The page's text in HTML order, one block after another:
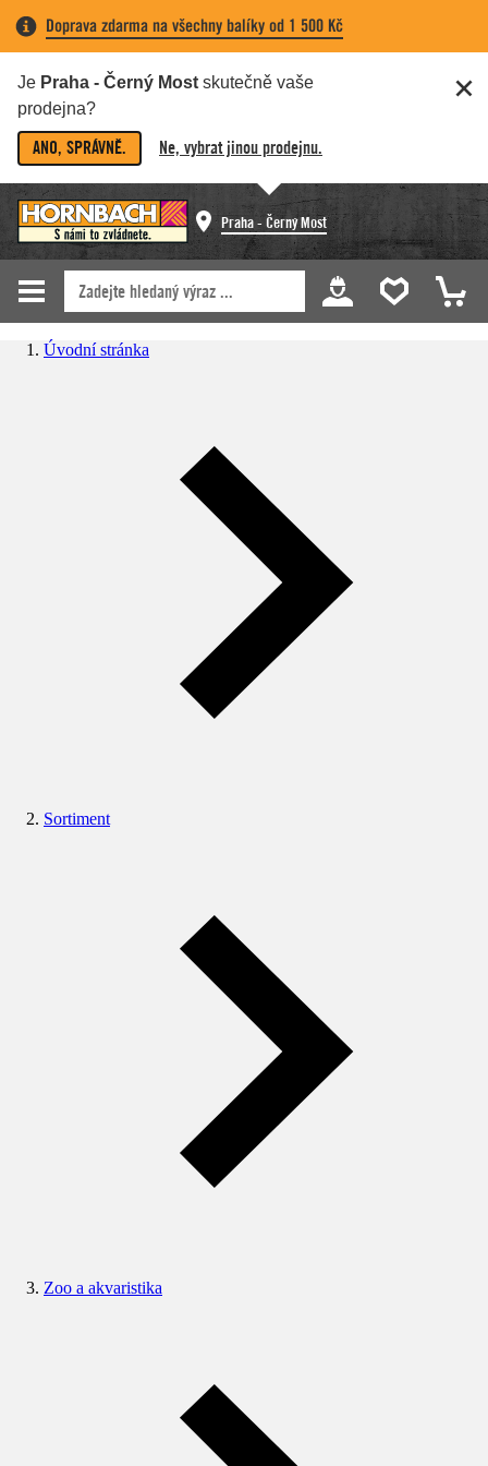
Doprava zdarma na všechny balíky od 1 500 Kč
Je Praha - Černý Most skutečně vaše
prodejna?
ANO, SPRÁVNĚ. Ne, vybrat jinou prodejnu.
Praha - Černý Most
Úvodní stránka
Sortiment
Zoo a akvaristika